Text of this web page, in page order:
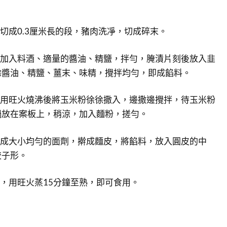
成0.3厘米長的段，豬肉洗凈，切成碎末。
入料酒、適量的醬油、精鹽，拌勻，腌漬片刻後放入韭
油、精鹽、薑末、味精，攪拌均勻，即成餡料。
旺火燒沸後將玉米粉徐徐撒入，邊撒邊攪拌，待玉米粉
在案板上，稍涼，加入麵粉，搓勻。
大小均勻的面劑，擀成麵皮，將餡料，放入圓皮的中
形。
用旺火蒸15分鐘至熟，即可食用。